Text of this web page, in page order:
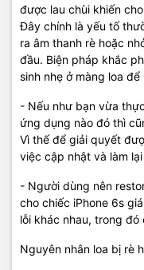
được lau chùi khiến
Đây chính là yếu tố
ra âm thanh rè hoặc
đầu. Biện pháp khắc
sinh nhẹ ở màng loa để
- Nếu như bạn vừa
ứng dụng nào đó thì
Vì thế để giải quyết
việc cập nhật và làm
- Người dùng nên
cho chiếc iPhone 6s
lỗi khác nhau, trong đó
Nguyên nhân loa bị rè